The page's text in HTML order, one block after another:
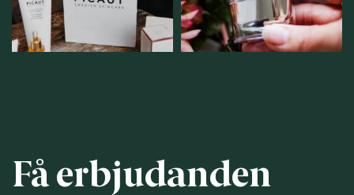
12 0
Få erbjudanden